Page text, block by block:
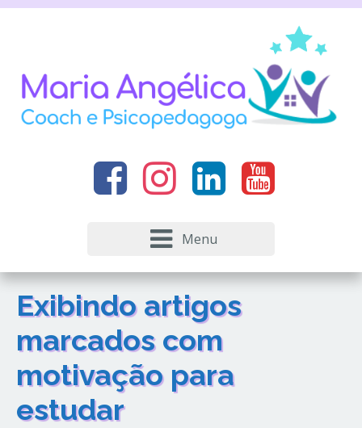
Menu
Exibindo artigos
marcados com
motivação para
estudar